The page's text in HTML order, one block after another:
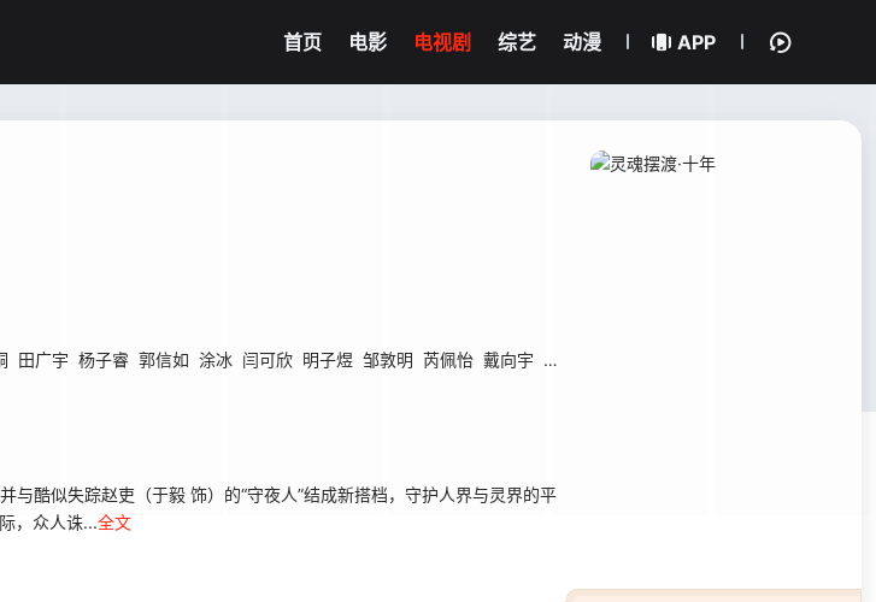
首页 电影 电视剧 综艺 动漫 APP
田广宇 杨子睿 郭信如 涂冰 闫可欣 明子煜 邹敦明 芮佩怡 戴向宇 王艺禅
酷似失踪赵吏（于毅 饰）的“守夜人”结成新搭档，守护人界与灵界的平
，众人诛...全文